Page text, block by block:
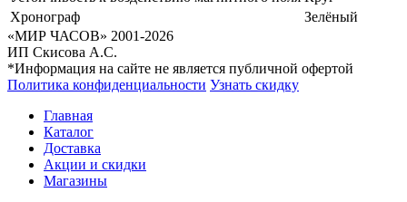
Хронограф
Зелёный
«МИР ЧАСОВ» 2001-2026
ИП Скисова А.С.
*Информация на сайте не является публичной офертой
Политика конфиденциальности Узнать скидку
Главная
Каталог
Доставка
Акции и скидки
Магазины